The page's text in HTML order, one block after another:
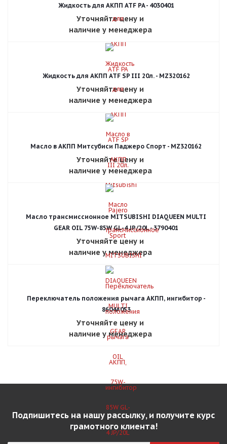
Жидкость для АКПП ATF PA - 4030401
Уточняйте цену и
наличие у менеджера
Жидкость для АКПП ATF SP III 20л. - MZ320162
Уточняйте цену и
наличие у менеджера
Масло в АКПП Митсубиси Паджеро Спорт - MZ320162
Уточняйте цену и
наличие у менеджера
Масло трансмиссионное MITSUBISHI DIAQUEEN MULTI
GEAR OIL 75W-85W GL-4 JP/20L - 3790401
Уточняйте цену и
наличие у менеджера
Переключатель положения рычага АКПП, ингибитор -
8604A053
Уточняйте цену и
наличие у менеджера
Подпишитесь на нашу рассылку, и получите курс
грамотного клиента!